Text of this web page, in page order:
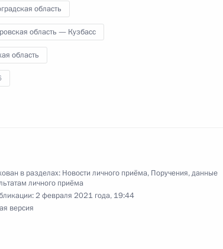
в Приёмной Президента Российской
16 февраля 2023 года
начальником Контрольного управления
Дмитрием Шальковым в Приёмной Президента
в Москве 17 февраля 2022 года
область
область — Кузбасс
область
в разделах: Новости личного приёма, Поручения, данные
личного приёма
2 февраля 2021 года, 19:44
версия